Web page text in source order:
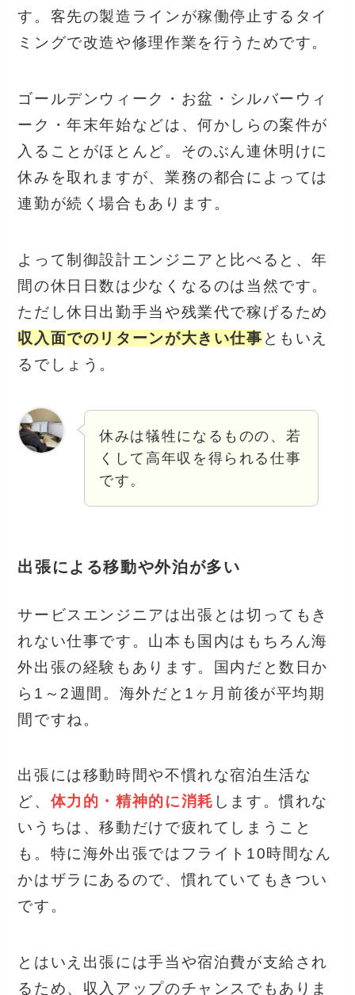
す。客先の製造ラインが稼働停止するタイ
ミングで改造や修理作業を行うためです。
ゴールデンウィーク・お盆・シルバーウィ
ーク・年末年始などは、何かしらの案件が
入ることがほとんど。そのぶん連休明けに
休みを取れますが、業務の都合によっては
連勤が続く場合もあります。
よって制御設計エンジニアと比べると、年
間の休日日数は少なくなるのは当然です。
ただし休日出勤手当や残業代で稼げるため
収入面でのリターンが大きい仕事 ともいえ
るでしょう。
休みは犠牲になるものの、若
くして高年収を得られる仕事
です。
出張による移動や外泊が多い
サービスエンジニアは出張とは切ってもき
れない仕事です。山本も国内はもちろん海
外出張の経験もあります。国内だと数日か
ら1～2週間。海外だと1ヶ月前後が平均期
間ですね。
出張には移動時間や不慣れな宿泊生活な
ど、 体力的・精神的に消耗 します。慣れな
いうちは、移動だけで疲れてしまうこと
も。特に海外出張ではフライト10時間なん
かはザラにあるので、慣れていてもきつい
です。
とはいえ出張には手当や宿泊費が支給され
るため、収入アップのチャンスでもありま